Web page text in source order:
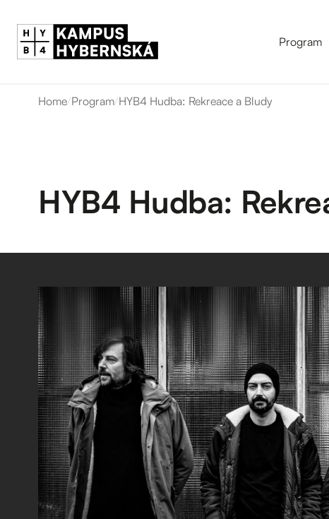
Program
Home/Program/HYB4 Hudba: Rekreace a Bludy
HYB4 Hudba: